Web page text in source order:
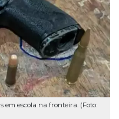
em escola na fronteira. (Foto: